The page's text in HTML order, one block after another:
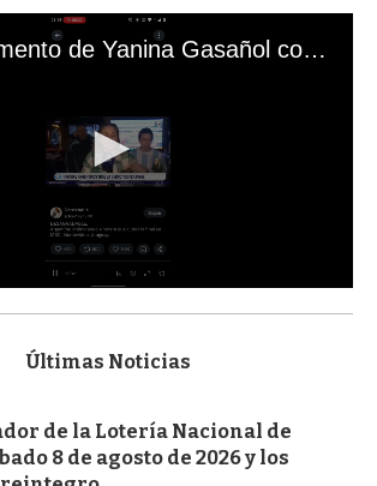
El mal momento de Yanina Gasañol con un hincha argentino en "Subrayado"
Últimas Noticias
de la Lotería Nacional de
8 de agosto de 2026 y los